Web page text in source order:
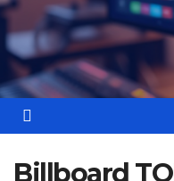
Billboard